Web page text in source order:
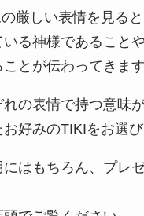
厳しい表情を見る
いる神様であること
とが伝わってきます
れの表情で持つ意味
好みのTIKIをお選び
にはもちろん、プレ